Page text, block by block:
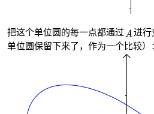
把这个单位圆的每一点都通过
进行
单位圆保留下来了，作为一个比较）